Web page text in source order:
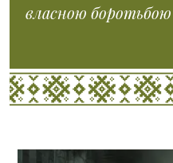
власною боротьбою